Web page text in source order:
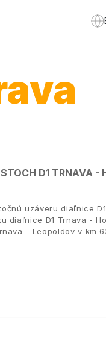
D1 TRNAVA -
uzáveru diaľnice
diaľnice D1 Trnava -
- Leopoldov v km